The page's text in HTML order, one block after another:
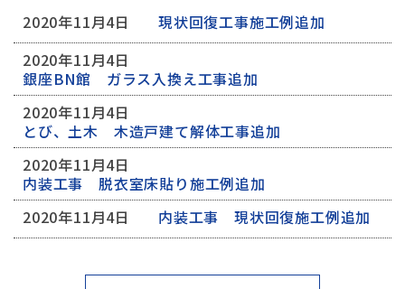
2020年11月4日
現状回復工事施工例追加
2020年11月4日
銀座BN館 ガラス入換え工事追加
2020年11月4日
とび、土木 木造戸建て解体工事追加
2020年11月4日
内装工事 脱衣室床貼り施工例追加
2020年11月4日
内装工事 現状回復施工例追加